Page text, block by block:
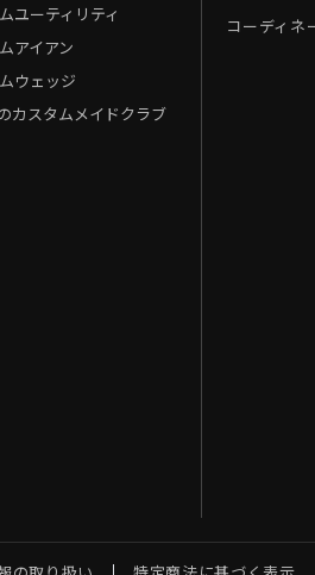
ユーティリティ
アイアン
ウェッジ
カスタムメイドクラブ
コーディネ